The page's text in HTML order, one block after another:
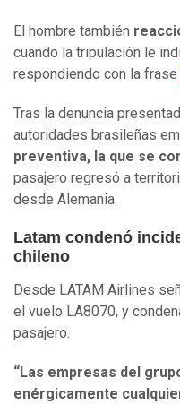
El hombre también
cuando la tripulación le
respondiendo con la frase
Tras la denuncia
autoridades brasileñas
preventiva, la que se
pasajero regresó a
desde Alemania.
Latam condenó
chileno
Desde LATAM Airlines
el vuelo LA8070, y
pasajero.
“Las empresas del
enérgicamente